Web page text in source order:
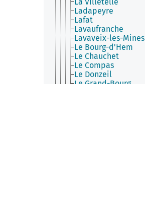
Ladapeyre
Lafat
Lavaufranche
Lavaveix-les-Mines
Le Bourg-d'Hem
Le Chauchet
Le Compas
Le Donzeil
Le Grand-Bourg